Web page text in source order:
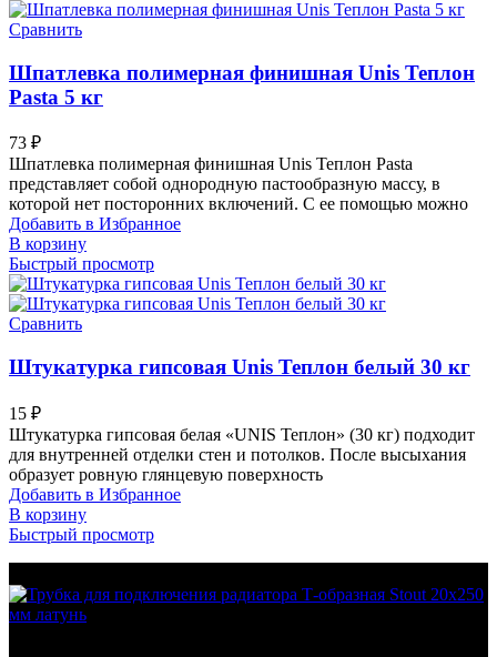
Сравнить
Шпатлевка полимерная финишная Unis Теплон
Pasta 5 кг
73 ₽
Шпатлевка полимерная финишная Unis Теплон Pasta
представляет собой однородную пастообразную массу, в
которой нет посторонних включений. С ее помощью можно
Добавить в Избранное
В корзину
Быстрый просмотр
Сравнить
Штукатурка гипсовая Unis Теплон белый 30 кг
15 ₽
Штукатурка гипсовая белая «UNIS Теплон» (30 кг) подходит
для внутренней отделки стен и потолков. После высыхания
образует ровную глянцевую поверхность
Добавить в Избранное
В корзину
Быстрый просмотр